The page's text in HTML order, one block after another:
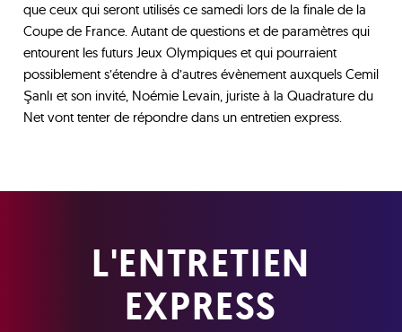
que ceux qui seront utilisés ce samedi lors de la finale de la
Coupe de France. Autant de questions et de paramètres qui
entourent les futurs Jeux Olympiques et qui pourraient
possiblement s’étendre à d’autres évènement auxquels Cemil
Şanlı et son invité, Noémie Levain, juriste à la Quadrature du
Net vont tenter de répondre dans un entretien express.
L'ENTRETIEN
EXPRESS